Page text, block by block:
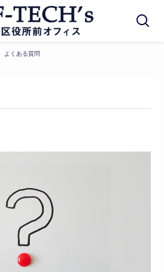
よくある質問